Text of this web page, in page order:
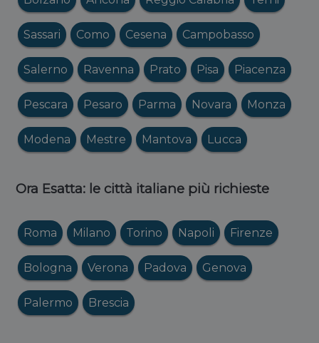
Sassari Como Cesena Campobasso
Salerno Ravenna Prato Pisa Piacenza
Pescara Pesaro Parma Novara Monza
Modena Mestre Mantova Lucca
Ora Esatta: le città italiane più richieste
Roma Milano Torino Napoli Firenze
Bologna Verona Padova Genova
Palermo Brescia